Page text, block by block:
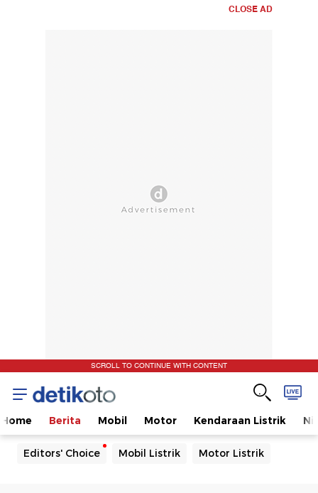
CLOSE AD
SCROLL TO CONTINUE WITH CONTENT
Home Berita Mobil Motor Kendaraan Listrik
Editors' Choice Mobil Listrik Motor Listrik